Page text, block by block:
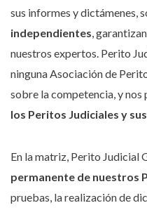
sus informes y dictámenes,
independientes,
nuestros expertos. Perito
ninguna Asociación de
sobre la competencia, y nos
los Peritos Judiciales y
En la matriz, Perito Judicial
permanente de nuestros
pruebas, la realización de